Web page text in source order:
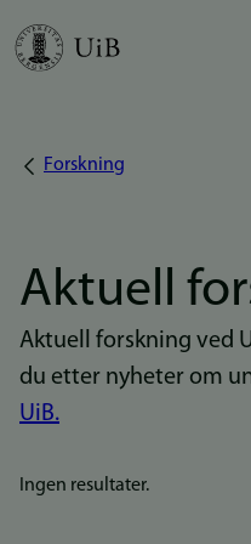
Hopp
Navigasjonssti
Forskning
Aktuell
Aktuell forskning ved
du etter nyheter om
UiB.
Ingen resultater.